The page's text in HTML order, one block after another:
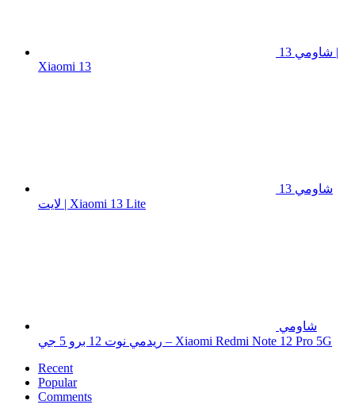
شاومي 13 |
Xiaomi 13
شاومي 13
لايت | Xiaomi 13 Lite
شاومي
ريدمي نوت 12 برو 5 جي – Xiaomi Redmi Note 12 Pro 5G
Recent
Popular
Comments